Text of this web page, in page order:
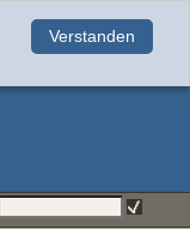
Verstanden